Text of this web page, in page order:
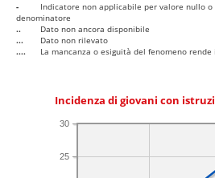
-
Indicatore non applicabile per valore nullo
denominatore
..
Dato non ancora disponibile
...
Dato non rilevato
....
La mancanza o esiguità del fenomeno
Incidenza di giovani con
25
30